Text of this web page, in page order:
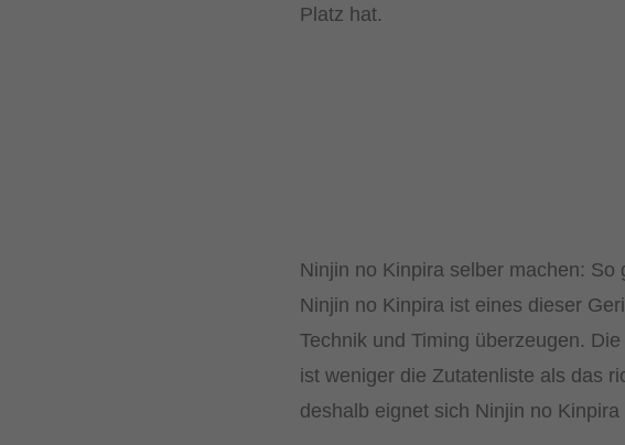
Platz hat.
Ninjin no Kinpira selber machen: So
Ninjin no Kinpira ist eines dieser
Technik und Timing überzeugen.
ist weniger die Zutatenliste als das
deshalb eignet sich Ninjin no